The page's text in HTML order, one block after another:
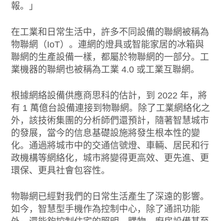
報。」
在工業和日常生活中，許多不同設備的聯網被稱為
物聯網（IoT）。連網的燈具或智能家居的冰箱與
聯網的生產設備一樣，都屬於物聯網的一部分。工
業機器的聯網也被稱為工業 4.0 或工業互聯網。
根據網絡設備供應商思科的估計，到 2022 年，將
有 1 萬億台設備連接到物聯網。除了工業網絡化之
外，該技術集團的分析師們還預計，隨著智慧城市
的發展，當今的信息基礎設施將發生根本性的變
化。通過將城市中的交通信號燈、車輛、居民和行
政機構等網絡化，城市將變得更高效、更先進、更
環保、更具社會包容性。
物聯網已經對我們的日常生活產生了深遠的影響。
如今，智慧型手機作為控制中心，除了通訊功能